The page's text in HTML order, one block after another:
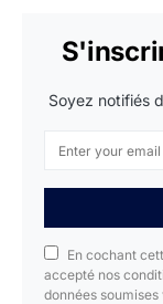
Soyez notifiés
En cochant
accepté nos
données